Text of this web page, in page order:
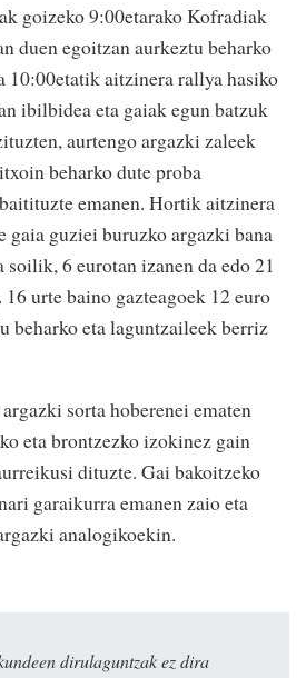
goizeko 9:00etarako Kofradiak
duen egoitzan aurkeztu beharko
10:00etatik aitzinera rallya hasiko
ibilbidea eta gaiak egun batzuk
aurtengo argazki zaleek
beharko dute proba
emanen. Hortik aitzinera
gaia guziei buruzko argazki bana
6 eurotan izanen da edo 21
urte baino gazteagoek 12 euro
beharko eta laguntzaileek berriz
sorta hoberenei ematen
eta brontzezko izokinez gain
dituzte. Gai bakoitzeko
garaikurra emanen zaio eta
analogikoekin.
dirulaguntzak ez dira